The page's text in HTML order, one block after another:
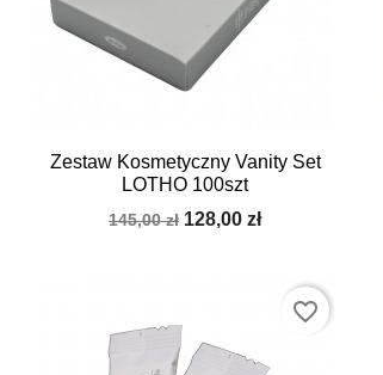
Zestaw Kosmetyczny Vanity Set
LOTHO 100szt
145,00 zł 128,00 zł
Szybki podgląd
favorite_border